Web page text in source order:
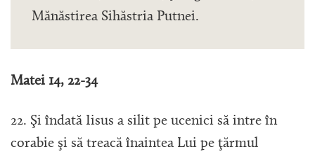
Mănăstirea Sihăstria Putnei.
Matei 14, 22-34
22. Şi îndată Iisus a silit pe ucenici să intre în
corabie şi să treacă înaintea Lui pe ţărmul